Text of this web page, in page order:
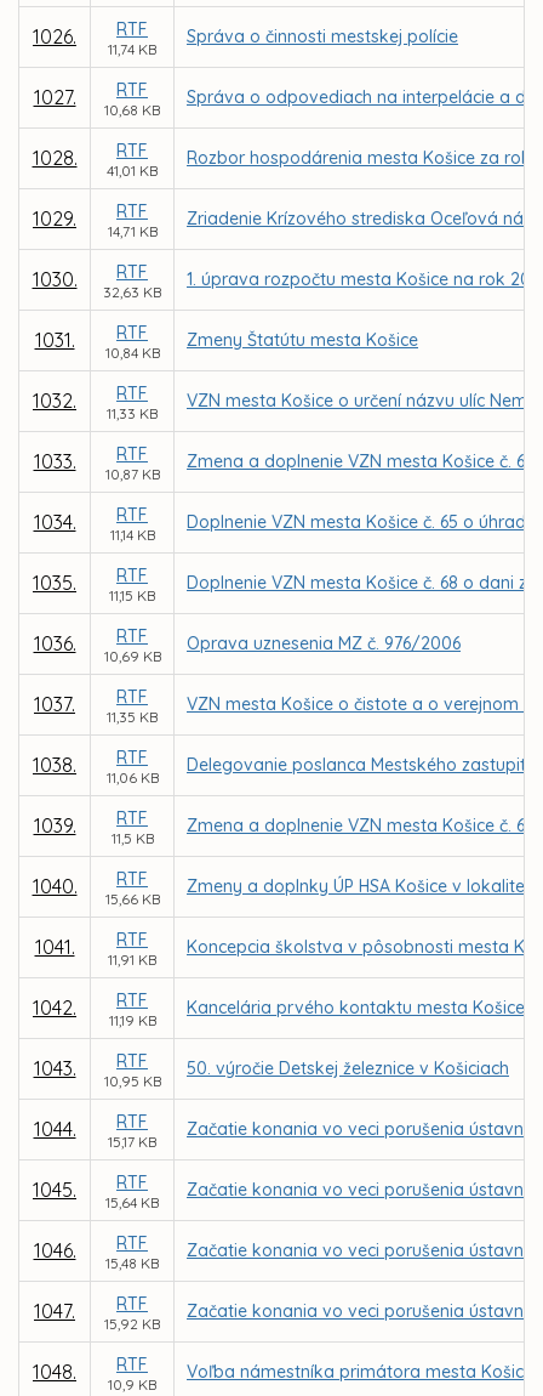
1026. RTF
11,74 KB
Správa o činnosti mestskej polície
1027. RTF
10,68 KB
Správa o odpovediach na interpelácie a
1028. RTF
41,01 KB
Rozbor hospodárenia mesta Košice za rok
1029. RTF
14,71 KB
Zriadenie Krízového strediska Oceľová
1030. RTF
32,63 KB
1. úprava rozpočtu mesta Košice na rok
1031. RTF
10,84 KB
Zmeny Štatútu mesta Košice
1032. RTF
11,33 KB
VZN mesta Košice o určení názvu ulíc
1033. RTF
10,87 KB
Zmena a doplnenie VZN mesta Košice č.
1034. RTF
11,14 KB
Doplnenie VZN mesta Košice č. 65 o
1035. RTF
11,15 KB
Doplnenie VZN mesta Košice č. 68 o dani
1036. RTF
10,69 KB
Oprava uznesenia MZ č. 976/2006
1037. RTF
11,35 KB
VZN mesta Košice o čistote a o verejnom
1038. RTF
11,06 KB
Delegovanie poslanca Mestského
1039. RTF
11,5 KB
Zmena a doplnenie VZN mesta Košice č.
1040. RTF
15,66 KB
Zmeny a doplnky ÚP HSA Košice v lokalite
1041. RTF
11,91 KB
Koncepcia školstva v pôsobnosti mesta
1042. RTF
11,19 KB
Kancelária prvého kontaktu mesta Košice
1043. RTF
10,95 KB
50. výročie Detskej železnice v Košiciach
1044. RTF
15,17 KB
Začatie konania vo veci porušenia
1045. RTF
15,64 KB
Začatie konania vo veci porušenia
1046. RTF
15,48 KB
Začatie konania vo veci porušenia
1047. RTF
15,92 KB
Začatie konania vo veci porušenia
1048. RTF
10,9 KB
Voľba námestníka primátora mesta Košice